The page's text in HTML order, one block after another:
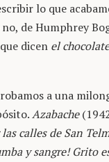
lo que
de Humphrey
dicen el
a una
Azabache
calles de San
y sangre! Grito